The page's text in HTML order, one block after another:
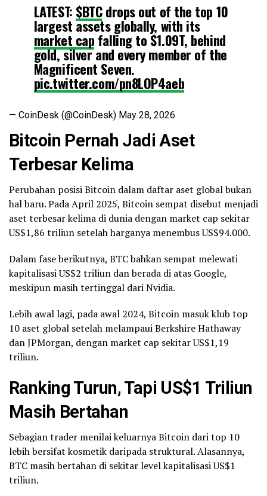
LATEST: $BTCdrops out of the top 10
largest assets globally, with its
market cap falling to $1.09T, behind
gold, silver and every member of the
Magnificent Seven.
pic.twitter.com/pn8LOP4aeb
— CoinDesk (@CoinDesk) May 28, 2026
Bitcoin Pernah Jadi Aset
Terbesar Kelima
Perubahan posisi Bitcoin dalam daftar aset global bukan
hal baru. Pada April 2025, Bitcoin sempat disebut menjadi
aset terbesar kelima di dunia dengan market cap sekitar
US$1,86 triliun setelah harganya menembus US$94.000.
Dalam fase berikutnya, BTC bahkan sempat melewati
kapitalisasi US$2 triliun dan berada di atas Google,
meskipun masih tertinggal dari Nvidia.
Lebih awal lagi, pada awal 2024, Bitcoin masuk klub top
10 aset global setelah melampaui Berkshire Hathaway
dan JPMorgan, dengan market cap sekitar US$1,19
triliun.
Ranking Turun, Tapi US$1 Triliun
Masih Bertahan
Sebagian trader menilai keluarnya Bitcoin dari top 10
lebih bersifat kosmetik daripada struktural. Alasannya,
BTC masih bertahan di sekitar level kapitalisasi US$1
triliun.